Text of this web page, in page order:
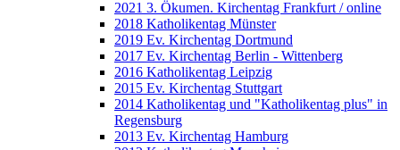
2021 3. Ökumen. Kirchentag Frankfurt / online
2018 Katholikentag Münster
2019 Ev. Kirchentag Dortmund
2017 Ev. Kirchentag Berlin - Wittenberg
2016 Katholikentag Leipzig
2015 Ev. Kirchentag Stuttgart
2014 Katholikentag und "Katholikentag plus" in
Regensburg
2013 Ev. Kirchentag Hamburg